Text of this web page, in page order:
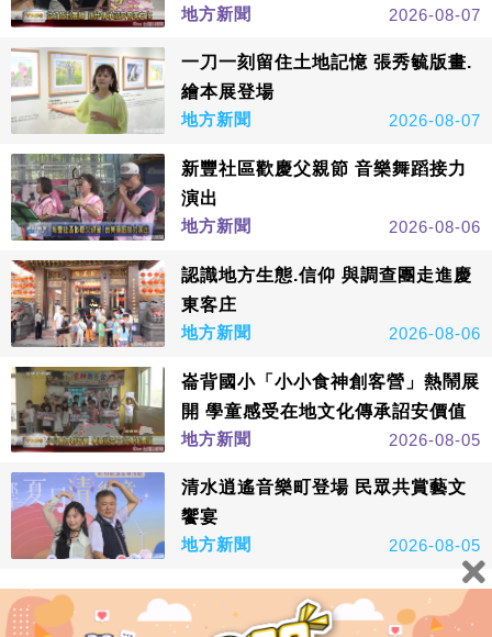
地方新聞
2026-08-07
一刀一刻留住土地記憶 張秀毓版畫.
繪本展登場
地方新聞
2026-08-07
新豐社區歡慶父親節 音樂舞蹈接力
演出
地方新聞
2026-08-06
認識地方生態.信仰 與調查團走進慶
東客庄
地方新聞
2026-08-06
崙背國小「小小食神創客營」熱鬧展
開 學童感受在地文化傳承詔安價值
地方新聞
2026-08-05
清水逍遙音樂町登場 民眾共賞藝文
饗宴
地方新聞
2026-08-05
看更多